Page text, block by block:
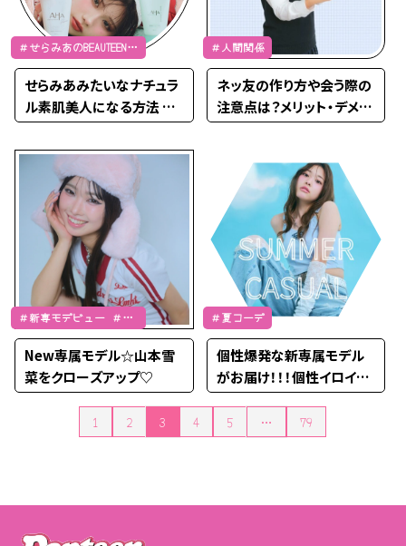
＃せらみあのBEAUTEENS
るーむ
せらみあみたいなナチュラ
ル素肌美人になる方法 wi
th クレンジングリサーチ
＃人間関係
ネッ友の作り方や会う際の
注意点は？メリット・デメリ
ットも詳しく解説
＃新専モデビュー ＃山
本雪菜
New専属モデル☆山本雪
菜をクローズアップ♡
＃夏コーデ
個性爆発な新専属モデル
がお届け！！！個性イロイロ
な夏カジュガーリーファッ
ション☆彡
投稿のページ送り
1 2 3 4 5 … 79